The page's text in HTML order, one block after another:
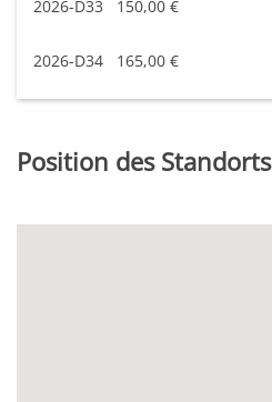
2026-D33 150,00 €
2026-D34 165,00 €
Position des Standorts